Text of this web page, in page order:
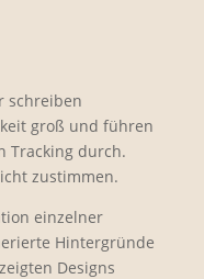
schreiben
groß und führen
Tracking durch.
zustimmen.
einzelner
Hintergründe
Designs